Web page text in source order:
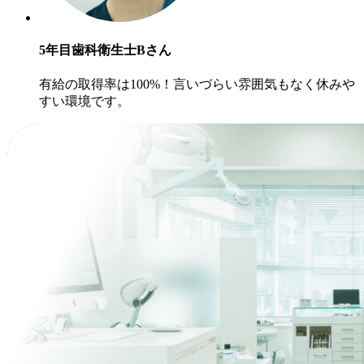
5年目 歯科衛生士Bさん
有給の取得率は100%！言いづらい雰囲気もなく休みや
すい環境です。